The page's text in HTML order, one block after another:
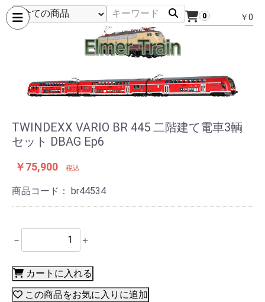
0 ￥0
TWINDEXX VARIO BR 445 二階建て電車3輌
セット DBAG Ep6
￥75,900 税込
商品コード： br44534
－ ＋
カートに入れる
この商品をお気に入りに追加